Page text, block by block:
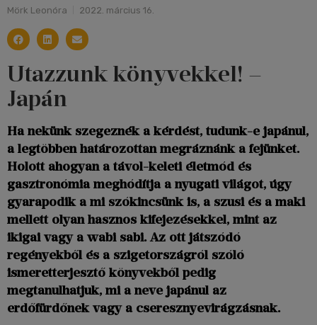
Mörk Leonóra 2022. március 16.
Utazzunk könyvekkel! –
Japán
Ha nekünk szegeznék a kérdést, tudunk-e japánul,
a legtöbben határozottan megráznánk a fejünket.
Holott ahogyan a távol-keleti életmód és
gasztronómia meghódítja a nyugati világot, úgy
gyarapodik a mi szókincsünk is, a szusi és a maki
mellett olyan hasznos kifejezésekkel, mint az
ikigai vagy a wabi sabi. Az ott játszódó
regényekből és a szigetországról szóló
ismeretterjesztő könyvekből pedig
megtanulhatjuk, mi a neve japánul az
erdőfürdőnek vagy a cseresznyevirágzásnak.